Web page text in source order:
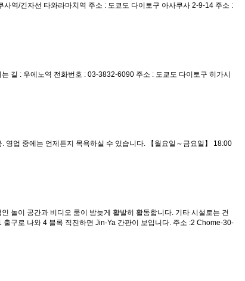
역/긴자선 타와라마치역 주소 : 도쿄도 다이토구 아사쿠사 2-9-14 주소 :
길 : 우에노역 전화번호 : 03-3832-6090 주소 : 도쿄도 다이토구 히가시
영업 중에는 언제든지 목욕하실 수 있습니다. 【월요일～금요일】 18:00
놀이 공간과 비디오 룸이 밤늦게 활발히 활동합니다. 기타 시설로는 건
구로 나와 4 블록 직진하면 Jin-Ya 간판이 보입니다. 주소 :2 Chome-30-